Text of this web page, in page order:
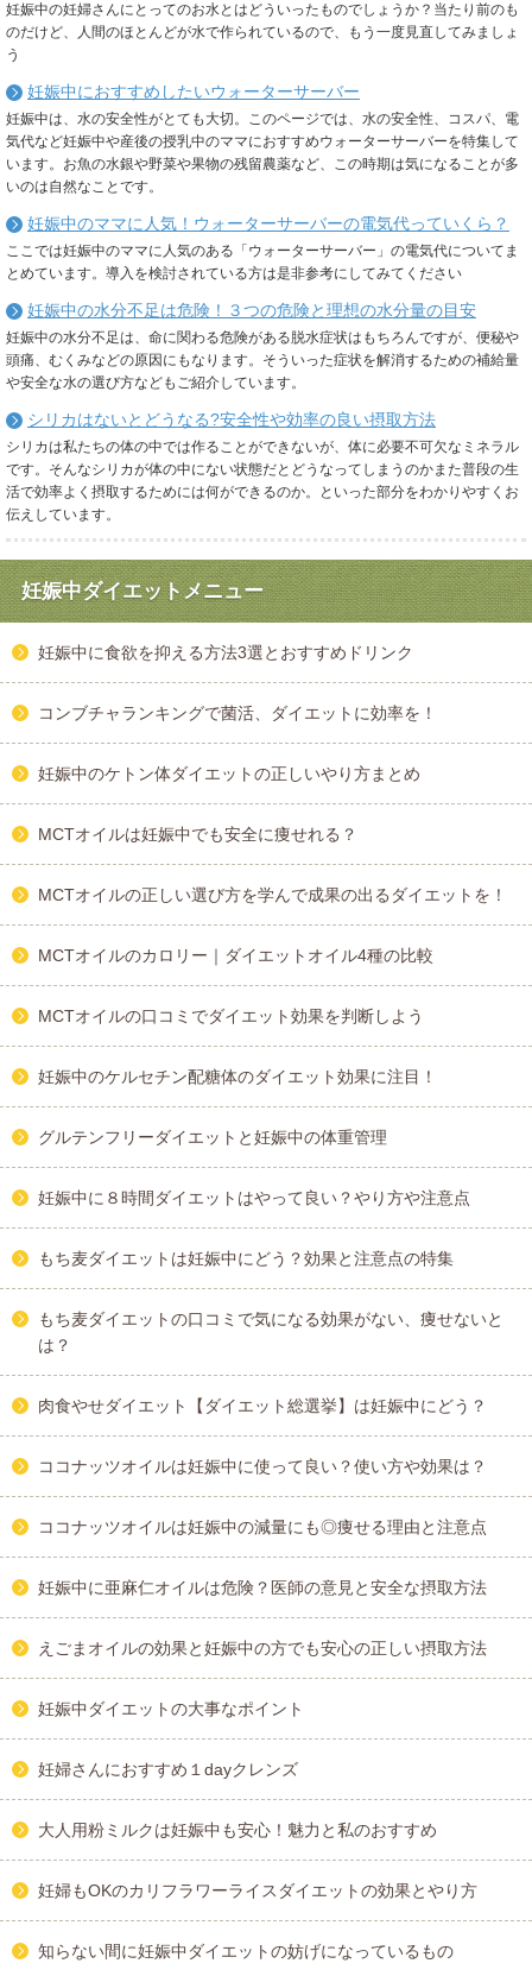
妊娠中の妊婦さんにとってのお水とはどういったものでしょうか？当たり前のも
のだけど、人間のほとんどが水で作られているので、もう一度見直してみましょ
う
妊娠中におすすめしたいウォーターサーバー
妊娠中は、水の安全性がとても大切。このページでは、水の安全性、コスパ、電
気代など妊娠中や産後の授乳中のママにおすすめウォーターサーバーを特集して
います。お魚の水銀や野菜や果物の残留農薬など、この時期は気になることが多
いのは自然なことです。
妊娠中のママに人気！ウォーターサーバーの電気代っていくら？
ここでは妊娠中のママに人気のある「ウォーターサーバー」の電気代についてま
とめています。導入を検討されている方は是非参考にしてみてください
妊娠中の水分不足は危険！３つの危険と理想の水分量の目安
妊娠中の水分不足は、命に関わる危険がある脱水症状はもちろんですが、便秘や
頭痛、むくみなどの原因にもなります。そういった症状を解消するための補給量
や安全な水の選び方などもご紹介しています。
シリカはないとどうなる?安全性や効率の良い摂取方法
シリカは私たちの体の中では作ることができないが、体に必要不可欠なミネラル
です。そんなシリカが体の中にない状態だとどうなってしまうのかまた普段の生
活で効率よく摂取するためには何ができるのか。といった部分をわかりやすくお
伝えしています。
妊娠中ダイエットメニュー
妊娠中に食欲を抑える方法3選とおすすめドリンク
コンブチャランキングで菌活、ダイエットに効率を！
妊娠中のケトン体ダイエットの正しいやり方まとめ
MCTオイルは妊娠中でも安全に痩せれる？
MCTオイルの正しい選び方を学んで成果の出るダイエットを！
MCTオイルのカロリー｜ダイエットオイル4種の比較
MCTオイルの口コミでダイエット効果を判断しよう
妊娠中のケルセチン配糖体のダイエット効果に注目！
グルテンフリーダイエットと妊娠中の体重管理
妊娠中に８時間ダイエットはやって良い？やり方や注意点
もち麦ダイエットは妊娠中にどう？効果と注意点の特集
もち麦ダイエットの口コミで気になる効果がない、痩せないと
は？
肉食やせダイエット【ダイエット総選挙】は妊娠中にどう？
ココナッツオイルは妊娠中に使って良い？使い方や効果は？
ココナッツオイルは妊娠中の減量にも◎痩せる理由と注意点
妊娠中に亜麻仁オイルは危険？医師の意見と安全な摂取方法
えごまオイルの効果と妊娠中の方でも安心の正しい摂取方法
妊娠中ダイエットの大事なポイント
妊婦さんにおすすめ１dayクレンズ
大人用粉ミルクは妊娠中も安心！魅力と私のおすすめ
妊婦もOKのカリフラワーライスダイエットの効果とやり方
知らない間に妊娠中ダイエットの妨げになっているもの